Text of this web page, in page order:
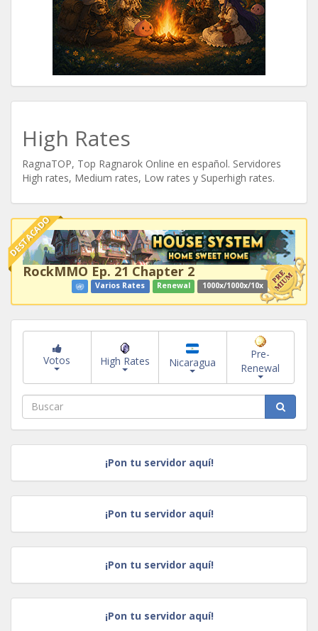
High Rates
RagnaTOP, Top Ragnarok Online en español. Servidores
High rates, Medium rates, Low rates y Superhigh rates.
DESTACADO
RockMMO Ep. 21 Chapter 2
Varios Rates Renewal 1000x/1000x/10x
Votos High Rates Nicaragua
Pre-
Renewal
¡Pon tu servidor aquí!
¡Pon tu servidor aquí!
¡Pon tu servidor aquí!
¡Pon tu servidor aquí!